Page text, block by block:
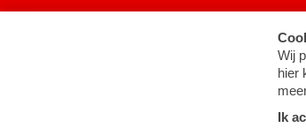
Cookie-instellingen